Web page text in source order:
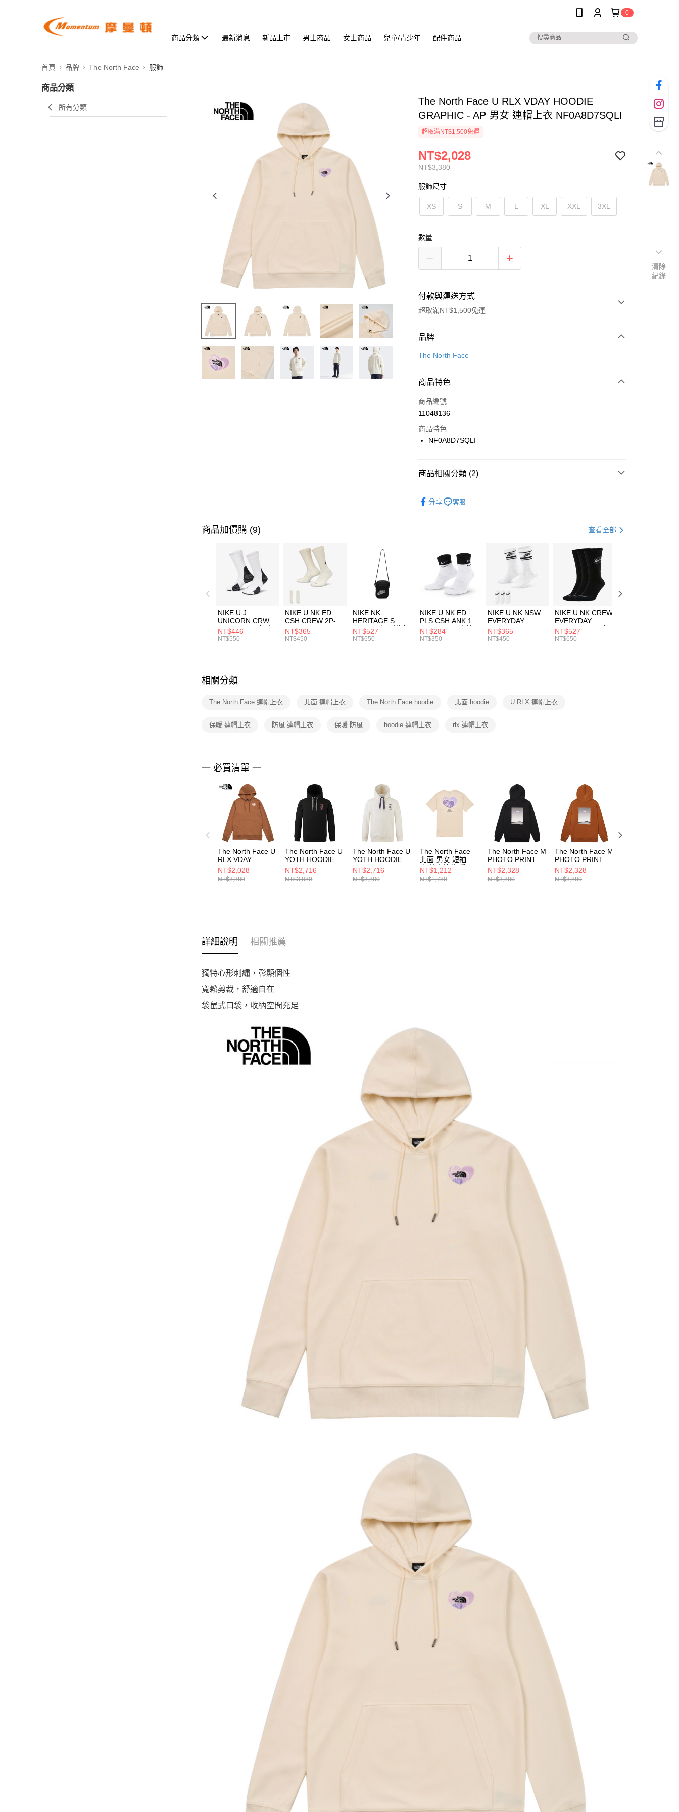
0
商品分類 最新消息 新品上市 男士商品 女士商品 兒童/青少年 配件商品
首頁 品牌 The North Face 服飾
商品分類
所有分類
The North Face U RLX VDAY HOODIE
GRAPHIC - AP 男女 連帽上衣 NF0A8D7SQLI
超取滿NT$1,500免運
NT$3,380
NT$2,028
服飾尺寸
XS S M L XL XXL 3XL
數量
付款與運送方式
超取滿NT$1,500免運
付款方式
信用卡一次付款
合作金庫商業銀行
華南商業銀行
上海商業儲蓄銀行
國泰世華商業銀行
聯邦商業銀行
台新國際商業銀行
LINE Pay
Apple Pay
【關於「AFTEE先享後付」】
３．安心：先確認商品／服務後，再付款。
【「AFTEE先享後付」結帳流程】
１．於結帳方式選擇「AFTEE先享後付」後，將跳轉至「AFTEE先享後
付」結帳頁面，進行簡訊認證並確認金額後，即可完成結帳。
２．訂單成立數日內，您將收到繳費通知簡訊。
３．收到繳費通知簡訊後14天內，點擊此簡訊中的連結，可透過四大超商
／ATM／網路銀行／等多元方式進行付款，方視為交易完成。
※ 請注意：結帳手續完成當下不需立刻繳費，但若您需要取消訂單，請聯
絡購買商品的店家。未經商家同意取消之訂單仍視為有效，需透過AFTEE
先享後付繳納相關費用。
交易，需依本服務之必要範圍內提供個人資料，並將交易相關給付款項請
２．關於個人資料處理事宜，請瀏覽以下網址：
結果請求用戶進行身份認證。
５．嚴禁一人註冊多個帳號或使用他人資訊註冊。若發現惡意使用之情
形，恩沛科技股份有限公司將有權停止該用戶之使用額度並採取法律行
每筆NT$100，滿NT$1,500(含以上)免運費
每筆NT$100，滿NT$1,500(含以上)免運費
付款後門市自取
每筆NT$100，滿NT$1,500(含以上)免運費
品牌
The North Face
商品特色
商品編號
11048136
商品特色
NF0A8D7SQLI
商品相關分類 (2)
分享 客服
商品加價購 (9) 查看全部
NIKE U J
UNICORN CRW
1PR -160 男女 中
統襪 FZ3393100
NT$446
NT$550
NIKE U NK ED
CSH CREW 2P-
144 EMBRDY 男
女 短統襪
NT$365
NT$450
NIKE NK
HERITAGE S
SMIT 男女 側背包
BA5871010
NT$527
NT$650
NIKE U NK ED
PLS CSH ANK 1P
144 DBL 男 中統
襪 DH4058104
NT$284
NT$350
NIKE U NK NSW
EVERYDAY
ESSENTIAL CR
男女 短統襪
NT$365
NT$450
NIKE U NK CREW
EVERYDAY
BBALL 3PR 男女
長統襪
NT$527
NT$650
相關分類
The North Face 連帽上衣 北面 連帽上衣 The North Face hoodie 北面 hoodie U RLX 連帽上衣
保暖 連帽上衣 防風 連帽上衣 保暖 防風 hoodie 連帽上衣 rlx 連帽上衣
一 必買清單 一
The North Face U
RLX VDAY
HOODIE
GRAPHIC - AP 男
女 連帽上衣
NT$2,028
NT$3,380
The North Face U
YOTH HOODIE
GRAPHIC - AP 男
女 連帽上衣
NF0A8DQXJK3
NT$2,716
NT$3,880
The North Face U
YOTH HOODIE
GRAPHIC - AP 男
女 連帽上衣
NF0A8DQXQLI
NT$2,716
NT$3,880
The North Face
北面 男女 短袖上
衣 情人節款 愛心
U RLX VDAY S/S
TEE GRAPHIC -
NT$1,212
NT$1,780
The North Face M
PHOTO PRINT
HOODIE
GRAPHIC - AP 男
連帽上衣
NT$2,328
NT$3,880
The North Face M
PHOTO PRINT
HOODIE
GRAPHIC - AP 男
連帽上衣
NT$2,328
NT$3,880
詳細說明 相關推薦
獨特心形刺繡，彰顯個性
寬鬆剪裁，舒適自在
袋鼠式口袋，收納空間充足
清除
紀錄